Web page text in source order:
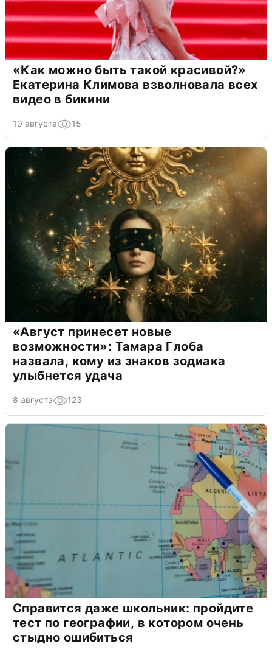
«Как можно быть такой красивой?»
Екатерина Климова взволновала всех
видео в бикини
10 августа 15
«Август принесет новые
возможности»: Тамара Глоба
назвала, кому из знаков зодиака
улыбнется удача
8 августа 123
Справится даже школьник: пройдите
тест по географии, в котором очень
стыдно ошибиться